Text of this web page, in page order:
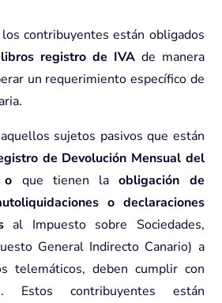
contribuyentes están obligados
registro de IVA de manera
un requerimiento específico de
sujetos pasivos que están
de Devolución Mensual del
o que tienen la obligación de
o declaraciones
al Impuesto sobre Sociedades,
General Indirecto Canario) a
telemáticos, deben cumplir con
Estos contribuyentes están